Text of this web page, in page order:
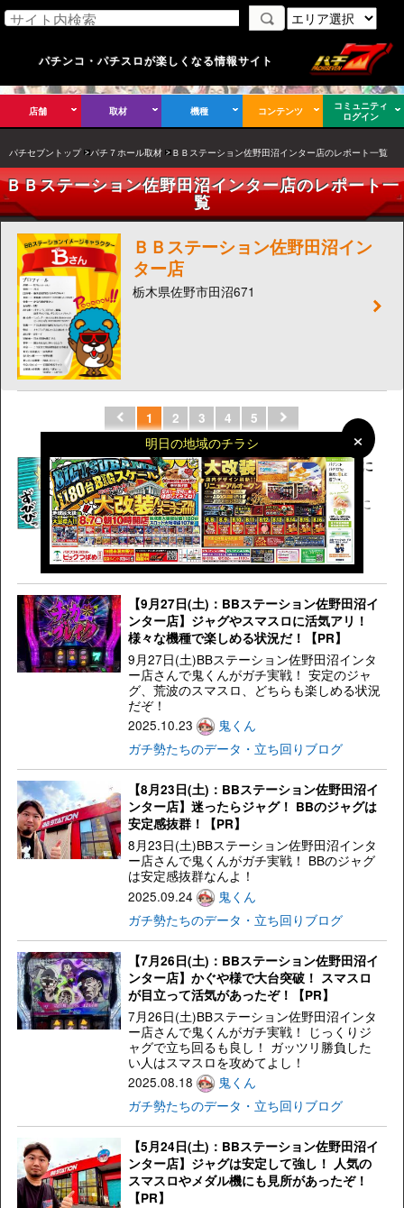
×
×
明日の地域のチラシ
パチンコ・パチスロが楽しくなる情報サイト
店舗 取材 機種 コンテンツ
コミュニティ
ログイン
パチセブントップ パチ７ホール取材 ＢＢステーション佐野田沼インター店のレポート一覧
ＢＢステーション佐野田沼インター店のレポート一
覧
ＢＢステーション佐野田沼イン
ター店
栃木県佐野市田沼671
1 2 3 4 5
【BBステーション佐野田沼インター】気に
なるデータを公開！
【BBステーション佐野田沼インター】気に
なるデータを公開！
2025.10.30
天草ヤスヲ
天草ヤスヲのブッコミデータまとめ
【9月27日(土)：BBステーション佐野田沼イ
ンター店】ジャグやスマスロに活気アリ！
様々な機種で楽しめる状況だ！【PR】
9月27日(土)BBステーション佐野田沼インタ
ー店さんで鬼くんがガチ実戦！ 安定のジャ
グ、荒波のスマスロ、どちらも楽しめる状況
だぞ！
2025.10.23
鬼くん
ガチ勢たちのデータ・立ち回りブログ
【8月23日(土)：BBステーション佐野田沼イ
ンター店】迷ったらジャグ！ BBのジャグは
安定感抜群！【PR】
8月23日(土)BBステーション佐野田沼インタ
ー店さんで鬼くんがガチ実戦！ BBのジャグ
は安定感抜群なんよ！
2025.09.24
鬼くん
ガチ勢たちのデータ・立ち回りブログ
【7月26日(土)：BBステーション佐野田沼イ
ンター店】かぐや様で大台突破！ スマスロ
が目立って活気があったぞ！【PR】
7月26日(土)BBステーション佐野田沼インタ
ー店さんで鬼くんがガチ実戦！ じっくりジ
ャグで立ち回るも良し！ ガッツリ勝負した
い人はスマスロを攻めてよし！
2025.08.18
鬼くん
ガチ勢たちのデータ・立ち回りブログ
【5月24日(土)：BBステーション佐野田沼イ
ンター店】ジャグは安定して強し！ 人気の
スマスロやメダル機にも見所があったぞ！
【PR】